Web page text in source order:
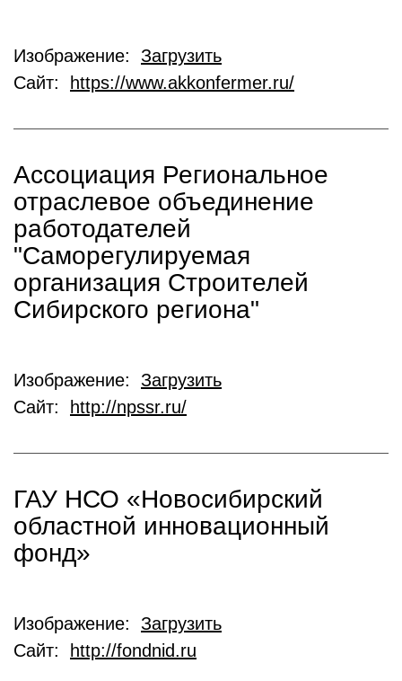
Изображение: Загрузить
Сайт:
https://www.akkonfermer.ru/
Ассоциация Региональное
отраслевое объединение
работодателей
"Саморегулируемая
организация Строителей
Сибирского региона"
Изображение: Загрузить
Сайт:
http://npssr.ru/
ГАУ НСО «Новосибирский
областной инновационный
фонд»
Изображение: Загрузить
Сайт:
http://fondnid.ru